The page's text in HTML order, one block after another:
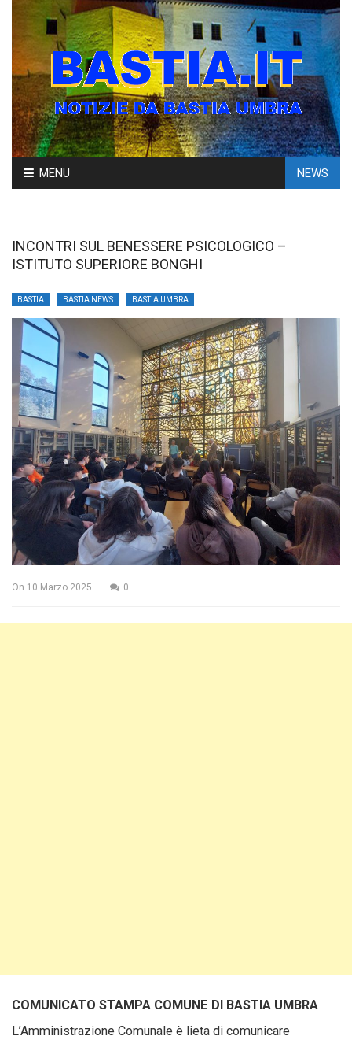
Skip
to
MENU NEWS
INCONTRI SUL BENESSERE PSICOLOGICO –
ISTITUTO SUPERIORE BONGHI
BASTIA BASTIA NEWS BASTIA UMBRA
On 10 Marzo 2025 0
COMUNICATO STAMPA COMUNE DI BASTIA UMBRA
L’Amministrazione Comunale è lieta di comunicare